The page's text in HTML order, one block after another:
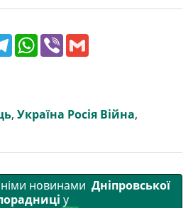
T
e
a
m
W
h
p
p
V
, Україна Росія Війна,
новинами Дніпровської
у